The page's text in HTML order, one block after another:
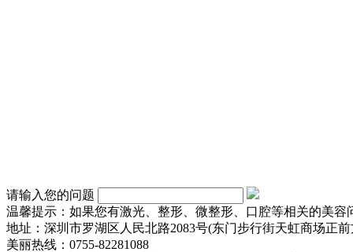
请输入您的问题
温馨提示：如果您有激光、整形、微整形、口腔等相关的美
地址：深圳市罗湖区人民北路2083号(东门步行街天虹商场正前
美丽热线：0755-82281088